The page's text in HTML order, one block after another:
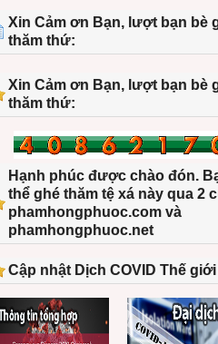
Xin Cảm ơn Bạn, lượt bạn bè
thăm thứ:
Xin Cảm ơn Bạn, lượt bạn bè
thăm thứ:
Hạnh phúc được chào đón.
thể ghé thăm tệ xá này qua 2
phamhongphuoc.com và
phamhongphuoc.net
Cập nhật Dịch COVID Thế giới